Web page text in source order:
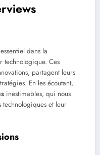
dans la
technologique. Ces
partagent leurs
En les écoutant,
inestimables, qui nous
et leur